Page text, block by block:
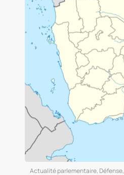
Actualité parlementaire, Défense,